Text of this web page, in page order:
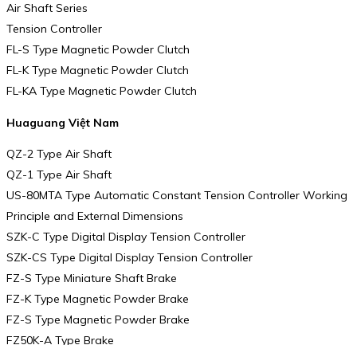
Air Shaft Series
Tension Controller
FL-S Type Magnetic Powder Clutch
FL-K Type Magnetic Powder Clutch
FL-KA Type Magnetic Powder Clutch
Huaguang Việt Nam
QZ-2 Type Air Shaft
QZ-1 Type Air Shaft
US-80MTA Type Automatic Constant Tension Controller Working
Principle and External Dimensions
SZK-C Type Digital Display Tension Controller
SZK-CS Type Digital Display Tension Controller
FZ-S Type Miniature Shaft Brake
FZ-K Type Magnetic Powder Brake
FZ-S Type Magnetic Powder Brake
FZ50K-A Type Brake